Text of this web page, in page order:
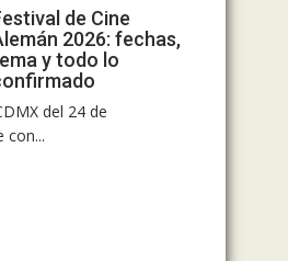
de Cine
2026: fechas,
y todo lo
del 24 de
con...